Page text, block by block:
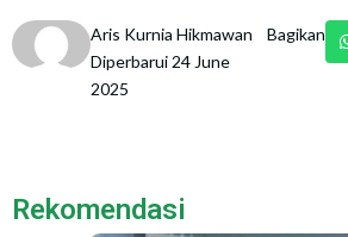
Aris Kurnia Hikmawan
Diperbarui 24 June
2025
Bagikan
Rekomendasi